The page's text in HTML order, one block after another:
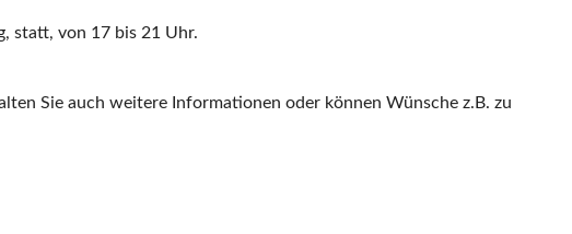
statt, von 17 bis 21 Uhr.
Sie auch weitere Informationen oder können Wünsche z.B. zu